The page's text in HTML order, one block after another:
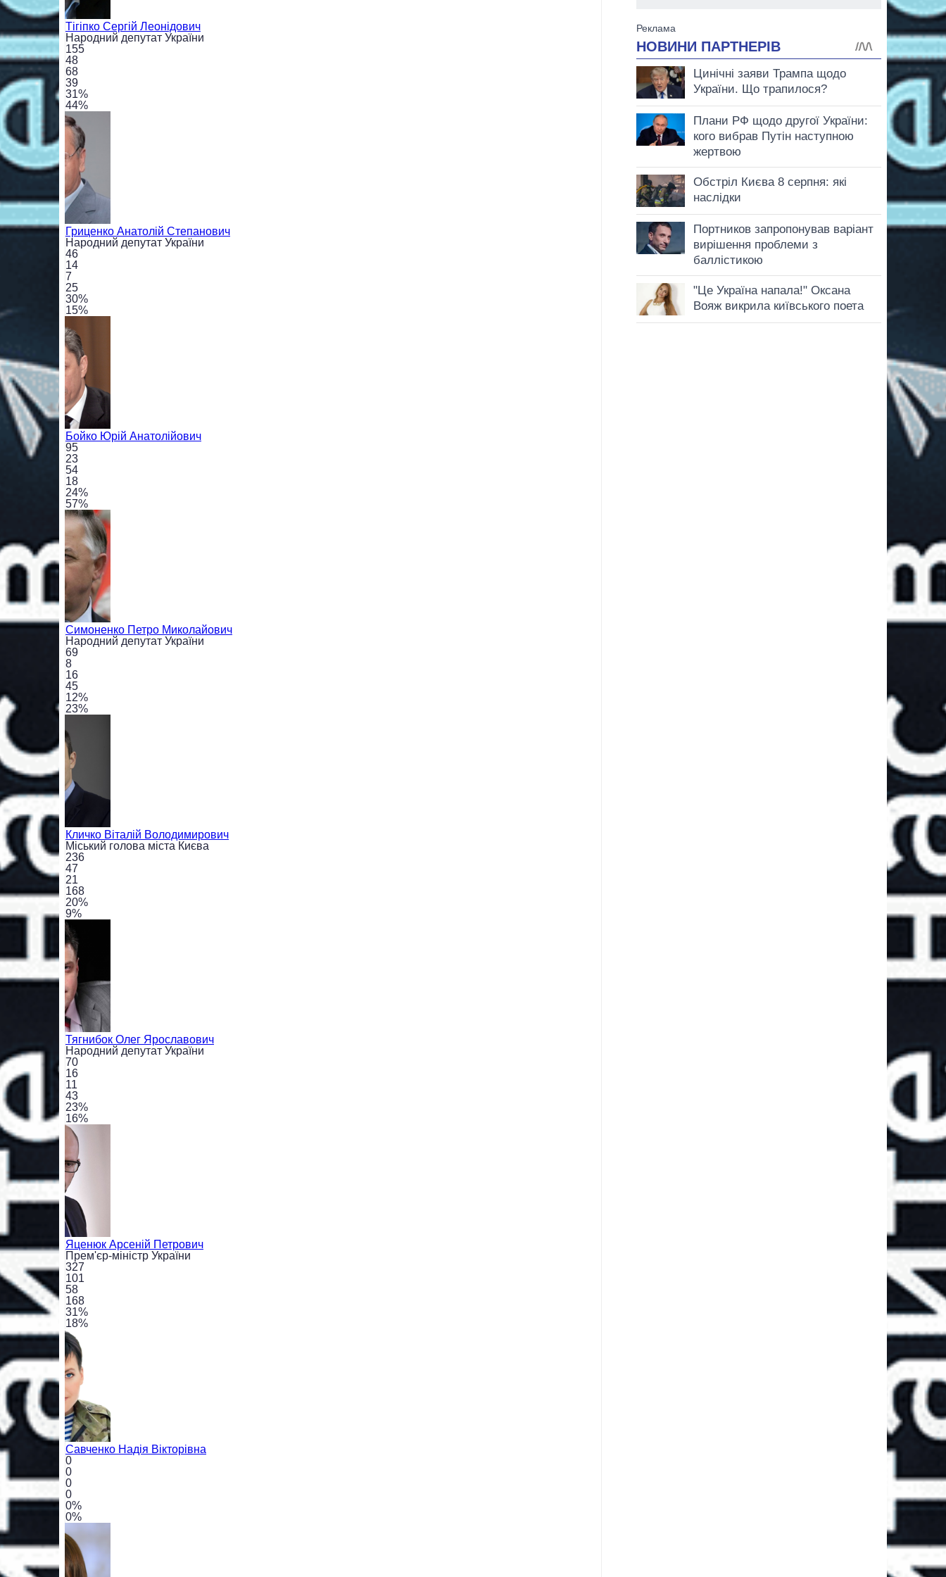
Тігіпко Сергій Леонідович
Народний депутат України
155
48
68
39
31%
44%
Гриценко Анатолій Степанович
Народний депутат України
46
14
7
25
30%
15%
Бойко Юрій Анатолійович
95
23
54
18
24%
57%
Симоненко Петро Миколайович
Народний депутат України
69
8
16
45
12%
23%
Кличко Віталій Володимирович
Міський голова міста Києва
236
47
21
168
20%
9%
Тягнибок Олег Ярославович
Народний депутат України
70
16
11
43
23%
16%
Яценюк Арсеній Петрович
Прем'єр-міністр України
327
101
58
168
31%
18%
Савченко Надія Вікторівна
0
0
0
0
0%
0%